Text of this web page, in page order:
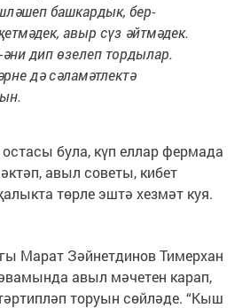
башкардык, бер-
авыр сүз әйтмәдек.
әни дип өзелеп тордылар.
дә сәламәтлектә
була, күп еллар фермада
авыл советы, кибет
төрле эштә хезмәт куя.
Марат Зәйнетдинов Тимерхан
авыл мәчетен карап,
торуын сөйләде. “Кыш